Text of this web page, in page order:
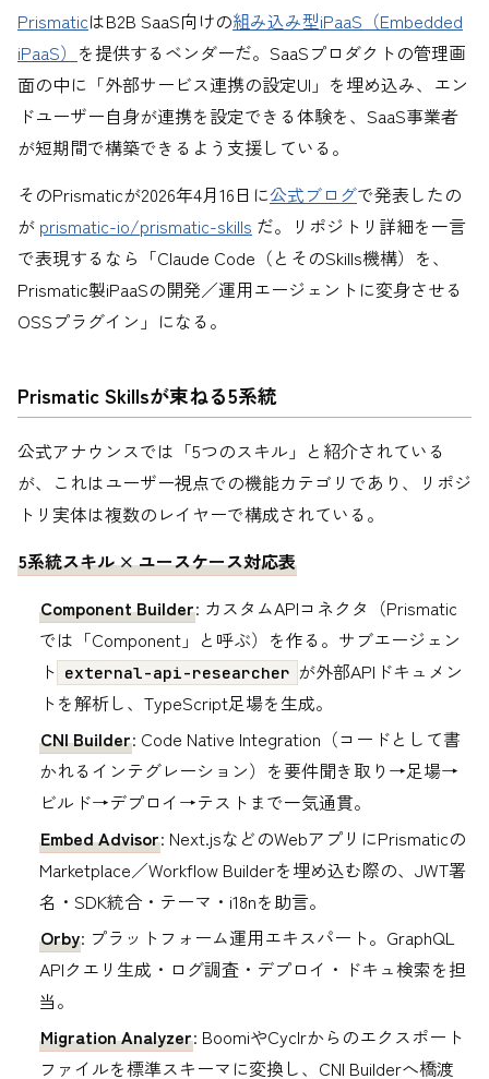
PrismaticはB2B SaaS向けの組み込み型iPaaS（Embedded
iPaaS） を提供するベンダーだ。SaaSプロダクトの管理画
面の中に「外部サービス連携の設定UI」を埋め込み、エン
ドユーザー自身が連携を設定できる体験を、SaaS事業者
が短期間で構築できるよう支援している。
そのPrismaticが2026年4月16日に公式ブログで発表したの
が prismatic-io/prismatic-skills だ。リポジトリ詳細を一言
で表現するなら「Claude Code（とそのSkills機構）を、
Prismatic製iPaaSの開発／運用エージェントに変身させる
OSSプラグイン」になる。
Prismatic Skillsが束ねる5系統
公式アナウンスでは「5つのスキル」と紹介されている
が、これはユーザー視点での機能カテゴリであり、リポジ
トリ実体は複数のレイヤーで構成されている。
5系統スキル × ユースケース対応表
Component Builder: カスタムAPIコネクタ（Prismatic
では「Component」と呼ぶ）を作る。サブエージェン
ト external-api-researcher が外部APIドキュメン
トを解析し、TypeScript足場を生成。
CNI Builder: Code Native Integration（コードとして書
かれるインテグレーション）を要件聞き取り→足場→
ビルド→デプロイ→テストまで一気通貫。
Embed Advisor: Next.jsなどのWebアプリにPrismaticの
Marketplace／Workflow Builderを埋め込む際の、JWT署
名・SDK統合・テーマ・i18nを助言。
Orby: プラットフォーム運用エキスパート。GraphQL
APIクエリ生成・ログ調査・デプロイ・ドキュ検索を担
当。
Migration Analyzer: BoomiやCyclrからのエクスポート
ファイルを標準スキーマに変換し、CNI Builderへ橋渡